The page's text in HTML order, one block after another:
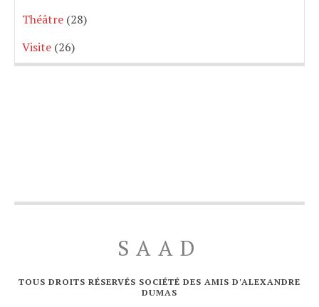
Théâtre (28)
Visite (26)
SAAD
TOUS DROITS RÉSERVÉS SOCIÉTÉ DES AMIS D'ALEXANDRE
DUMAS